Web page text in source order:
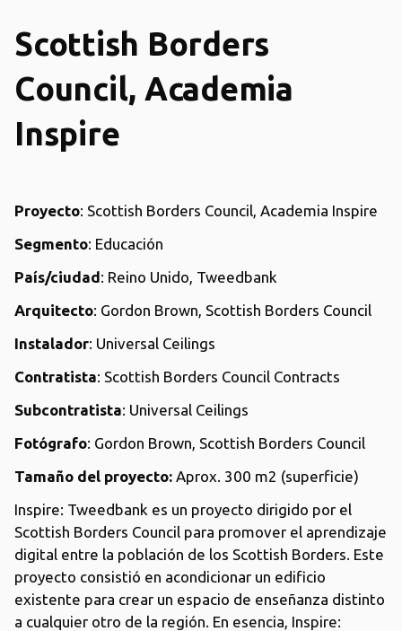
Scottish Borders
Council, Academia
Inspire
Proyecto: Scottish Borders Council, Academia Inspire
Segmento: Educación
País/ciudad: Reino Unido, Tweedbank
Arquitecto: Gordon Brown, Scottish Borders Council
Instalador: Universal Ceilings
Contratista: Scottish Borders Council Contracts
Subcontratista: Universal Ceilings
Fotógrafo: Gordon Brown, Scottish Borders Council
Tamaño del proyecto: Aprox. 300 m2 (superficie)
Inspire: Tweedbank es un proyecto dirigido por el
Scottish Borders Council para promover el aprendizaje
digital entre la población de los Scottish Borders. Este
proyecto consistió en acondicionar un edificio
existente para crear un espacio de enseñanza distinto
a cualquier otro de la región. En esencia, Inspire: